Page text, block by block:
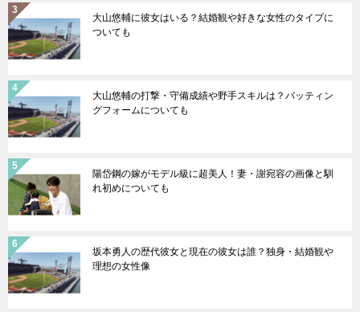
大山悠輔に彼女はいる？結婚観や好きな女性のタイプに
ついても
大山悠輔の打撃・守備成績や野手スキルは？バッティン
グフォームについても
陽岱鋼の嫁がモデル級に超美人！妻・謝宛容の画像と馴
れ初めについても
坂本勇人の歴代彼女と現在の彼女は誰？独身・結婚観や
理想の女性像